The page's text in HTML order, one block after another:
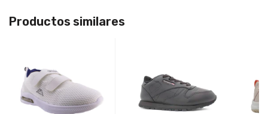
No lavar en lavarropas ni sumergir en agua.
firmeza del ajuste.
Productos similares